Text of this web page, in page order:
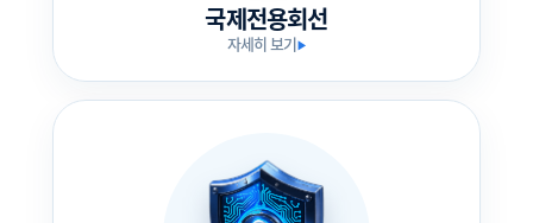
국제전용회선
자세히 보기▶